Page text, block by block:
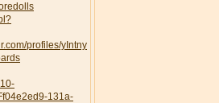
profiles/yIntny
131a-